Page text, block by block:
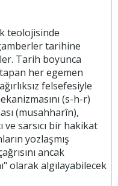
teolojisinde
tarihine
Tarih boyunca
her egemen
felsefesiyle
(s-h-r)
(musahharîn),
sarsıcı bir hakikat
yozlaşmış
ancak
olarak algılayabilecek